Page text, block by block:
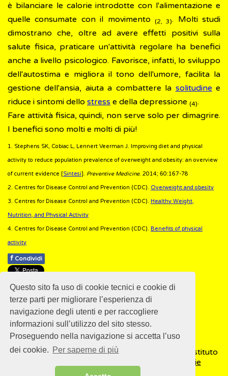
Questo sito fa uso di cookie tecnici e cookie di
terze parti per migliorare l’esperienza di
navigazione degli utenti e per raccogliere
informazioni sull’utilizzo del sito stesso.
Proseguendo nella navigazione si accetta l’uso
dei cookie. Per saperne di più
è bilanciare le calorie introdotte con l'alimentazione e
quelle consumate con il movimento
(2, 3). Molti studi
dimostrano che, oltre ad avere effetti positivi sulla
salute fisica, praticare un'attività regolare ha benefici
anche a livello psicologico. Favorisce, infatti, lo sviluppo
dell'autostima e migliora il tono dell'umore, facilita la
gestione dell'ansia, aiuta a combattere la solitudine e
riduce i sintomi dello stress e della depressione (4).
Fare attività fisica, quindi, non serve solo per dimagrire.
I benefici sono molti e molti di più!
1. Stephens SK, Cobiac L, Lennert Veerman J. Improving diet and physical
activity to reduce population prevalence of overweight and obesity: an overview
of current evidence [Sintesi]. Preventive Medicine. 2014; 60:167-78
2. Centres for Disease Control and Prevention (CDC). Overweight and obesity
3. Centres for Disease Control and Prevention (CDC). Healthy Weight,
Nutrition, and Physical Activity
4. Centres for Disease Control and Prevention (CDC). Benefits of physical
activity
f Condividi
Pubblicato: 28 Febbraio 2018
- Ultimo aggiornamento: 26 Novembre 2021
© 2018ISSalute - Sito sviluppato e gestito dall’Istituto
Cookie